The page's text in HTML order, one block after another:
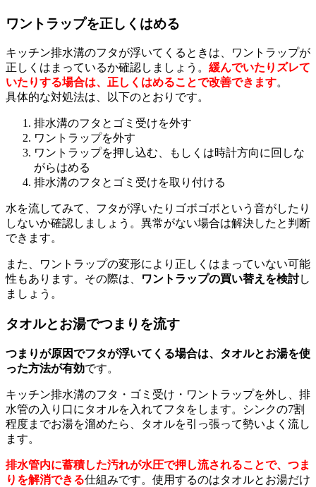
ワントラップを正しくはめる
キッチン排水溝のフタが浮いてくるときは、ワントラップが
正しくはまっているか確認しましょう。 緩んでいたりズレて
いたりする場合は、正しくはめることで改善できます。
具体的な対処法は、以下のとおりです。
排水溝のフタとゴミ受けを外す
ワントラップを外す
ワントラップを押し込む、もしくは時計方向に回しな
がらはめる
排水溝のフタとゴミ受けを取り付ける
水を流してみて、フタが浮いたりゴボゴボという音がしたり
しないか確認しましょう。異常がない場合は解決したと判断
できます。
また、ワントラップの変形により正しくはまっていない可能
性もあります。その際は、
ワントラップの買い替えを検討し
ましょう。
タオルとお湯でつまりを流す
つまりが原因でフタが浮いてくる場合は、タオルとお湯を使
った方法が有効です。
キッチン排水溝のフタ・ゴミ受け・ワントラップを外し、排
水管の入り口にタオルを入れてフタをします。シンクの7割
程度までお湯を溜めたら、タオルを引っ張って勢いよく流し
ます。
排水管内に蓄積した汚れが水圧で押し流されることで、つま
りを解消できる仕組みです。使用するのはタオルとお湯だけ